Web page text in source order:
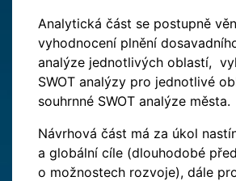
Analytická část se postupně
vyhodnocení plnění
analýze jednotlivých oblastí,
SWOT analýzy pro jednotlivé
souhrnné SWOT analýze města.
Návrhová část má za úkol
a globální cíle (dlouhodobé
o možnostech rozvoje), dále